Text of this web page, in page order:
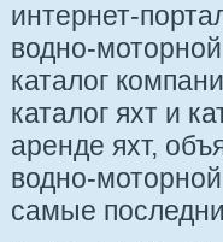
интернет-
водно-
каталог
каталог яхт и
аренде яхт,
водно-
самые